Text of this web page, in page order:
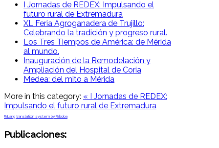
I Jornadas de REDEX: Impulsando el
futuro rural de Extremadura
XL Feria Agroganadera de Trujillo:
Celebrando la tradición y progreso rural.
Los Tres Tiempos de América: de Mérida
al mundo.
Inauguración de la Remodelación y
Ampliación del Hospital de Coria
Medea: del mito a Mérida
More in this category: « I Jornadas de REDEX:
Impulsando el futuro rural de Extremadura
FaLang translation system by Faboba
Publicaciones: